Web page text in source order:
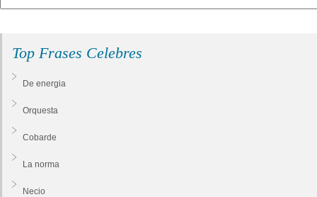
Top Frases Celebres
De energia
Orquesta
Cobarde
La norma
Necio